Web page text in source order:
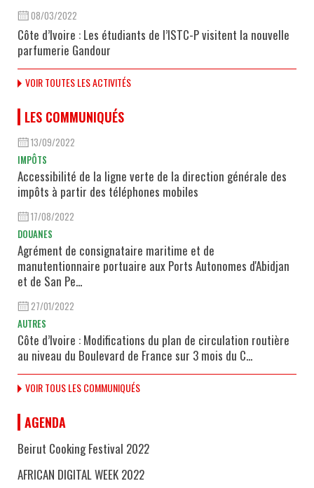
08/03/2022
Côte d’Ivoire : Les étudiants de l’ISTC-P visitent la nouvelle
parfumerie Gandour
VOIR TOUTES LES ACTIVITÉS
LES COMMUNIQUÉS
13/09/2022
IMPÔTS
Accessibilité de la ligne verte de la direction générale des
impôts à partir des téléphones mobiles
17/08/2022
DOUANES
Agrément de consignataire maritime et de
manutentionnaire portuaire aux Ports Autonomes d'Abidjan
et de San Pe...
27/01/2022
AUTRES
Côte d’Ivoire : Modifications du plan de circulation routière
au niveau du Boulevard de France sur 3 mois du C...
VOIR TOUS LES COMMUNIQUÉS
AGENDA
Beirut Cooking Festival 2022
AFRICAN DIGITAL WEEK 2022